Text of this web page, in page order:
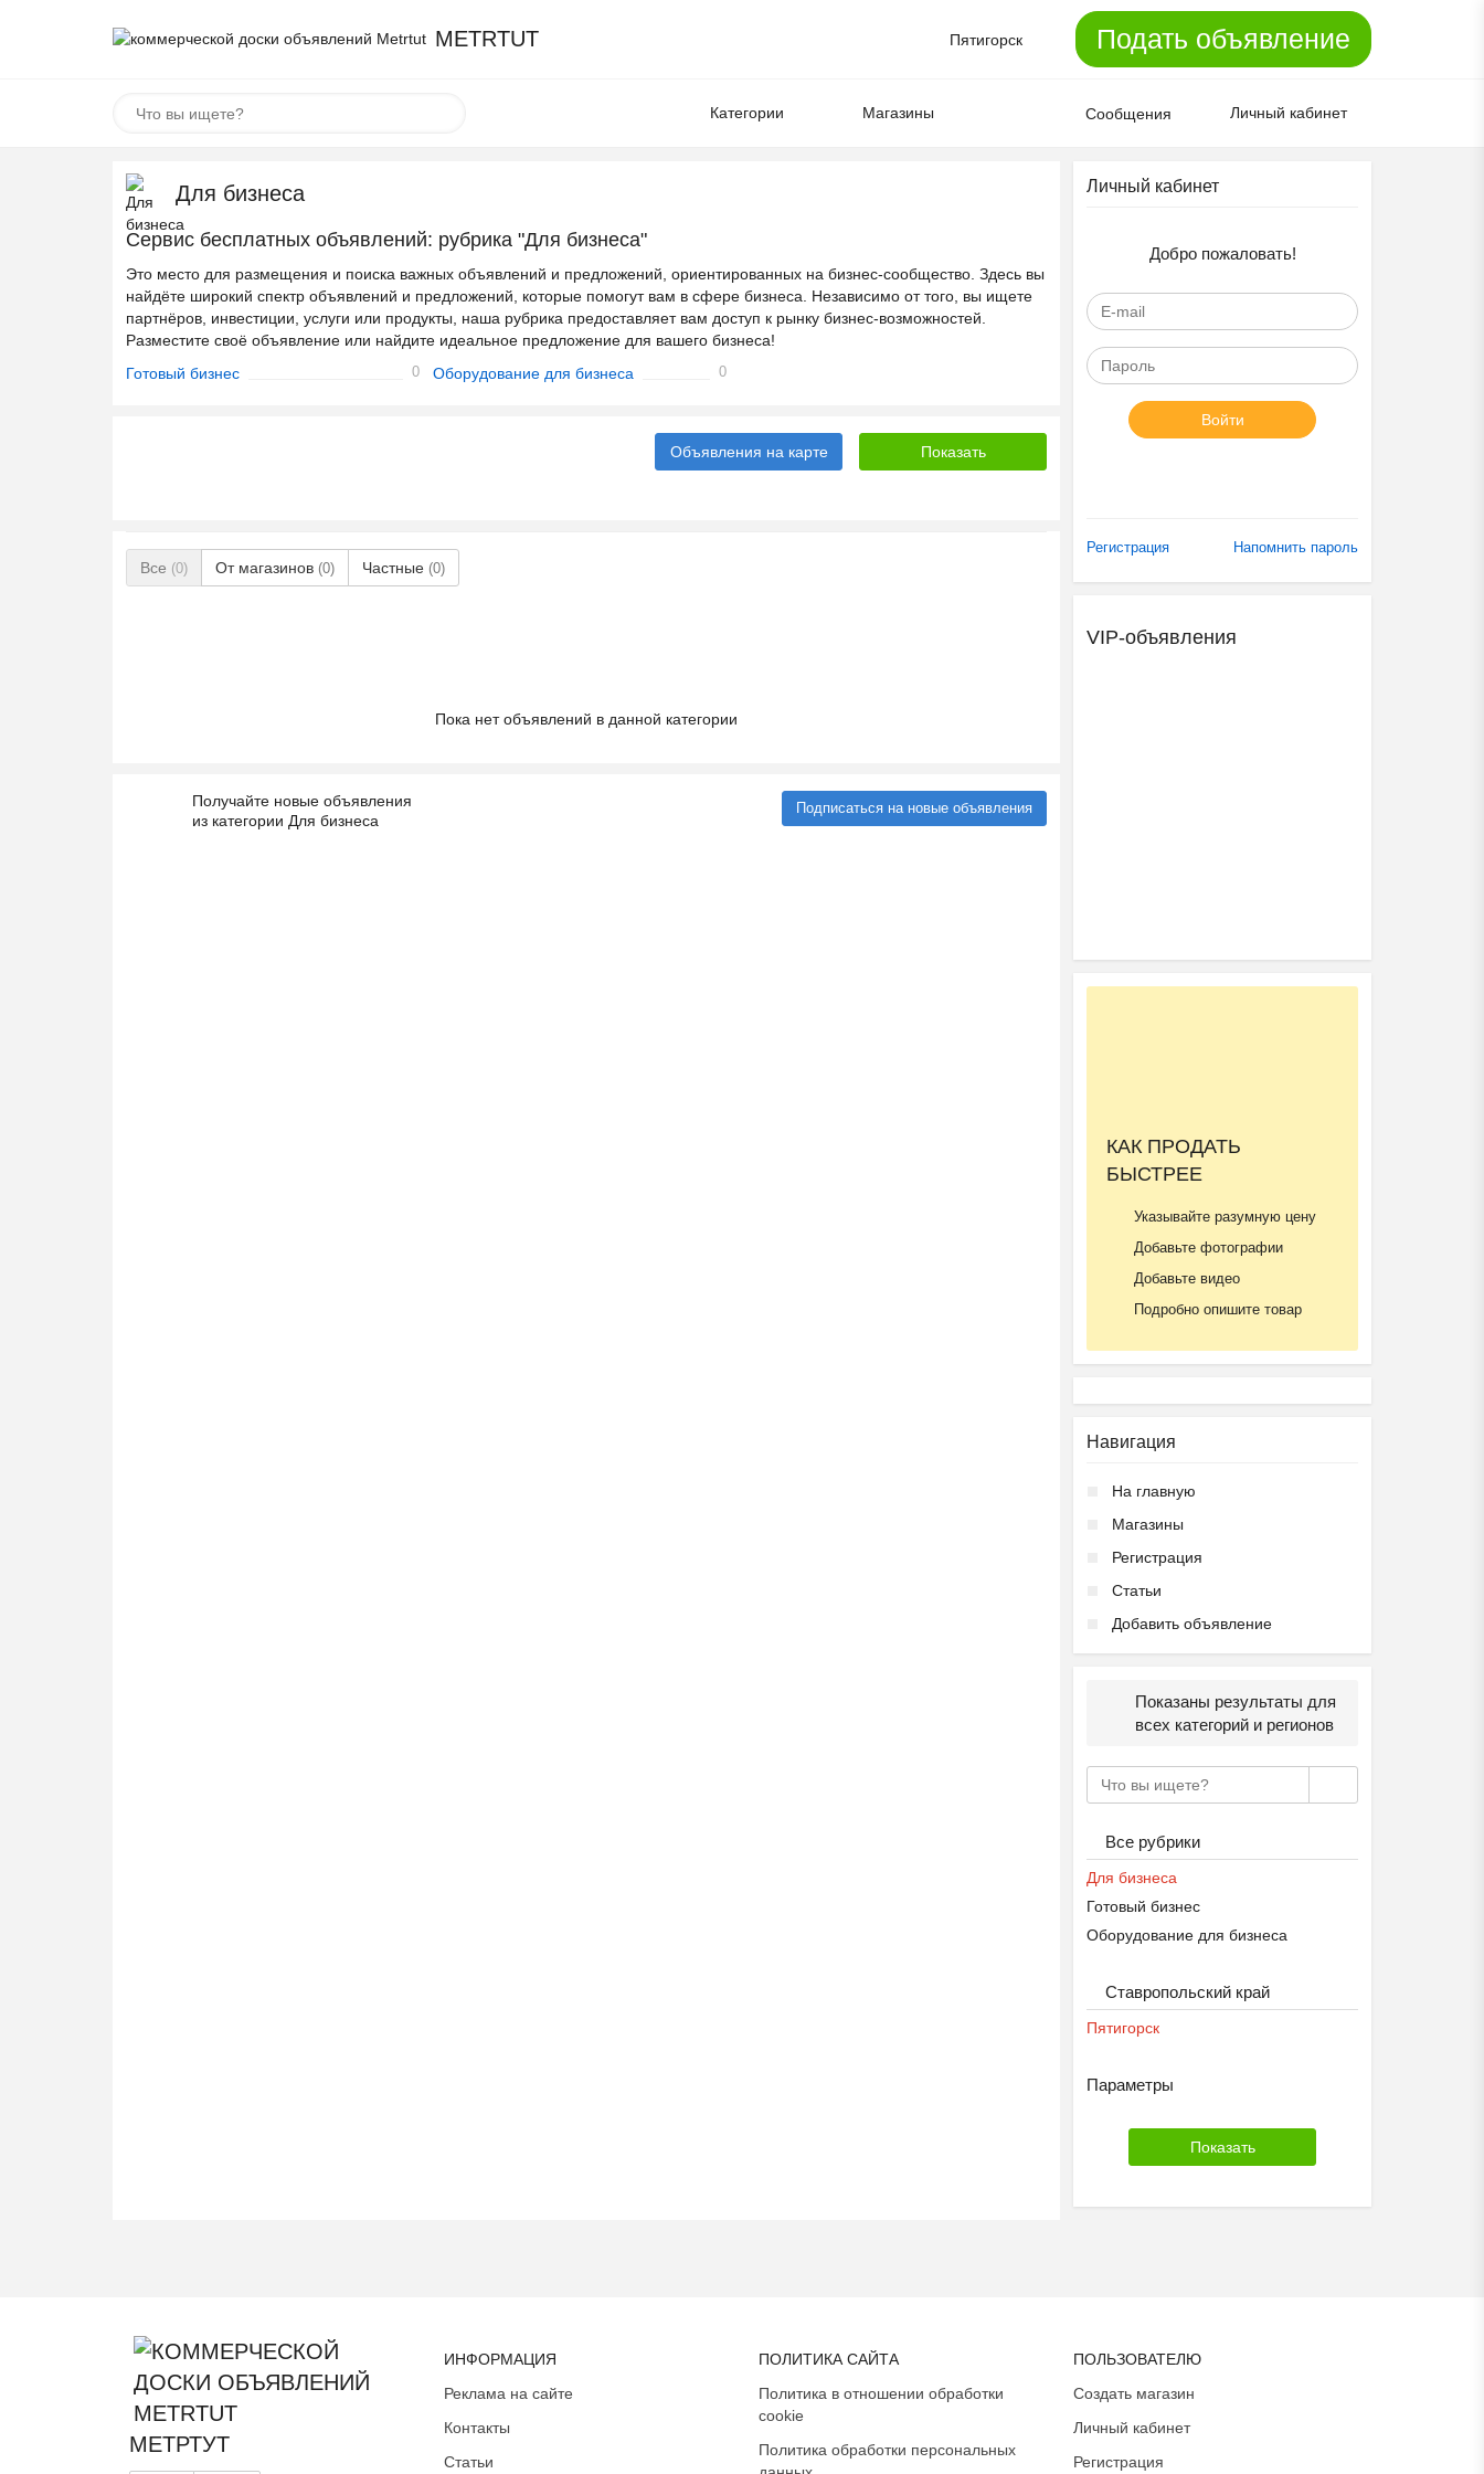
METRTUT Пятигорск Подать объявление
Категории Магазины Сообщения Личный кабинет
Для бизнеса
Сервис бесплатных объявлений: рубрика "Для бизнеса"
Это место для размещения и поиска важных объявлений и предложений, ориентированных на бизнес-сообщество. Здесь вы
найдёте широкий спектр объявлений и предложений, которые помогут вам в сфере бизнеса. Независимо от того, вы ищете
партнёров, инвестиции, услуги или продукты, наша рубрика предоставляет вам доступ к рынку бизнес-возможностей.
Разместите своё объявление или найдите идеальное предложение для вашего бизнеса!
Готовый бизнес
0 Оборудование для бизнеса 0
Объявления на карте
Все (0) От магазинов (0) Частные (0)
Пока нет объявлений в данной категории
Получайте новые объявления
из категории Для бизнеса
Подписаться на новые объявления
Личный кабинет
Добро пожаловать!
Войти
Регистрация Напомнить пароль
VIP-объявления
КАК ПРОДАТЬ
БЫСТРЕЕ
Указывайте разумную цену
Добавьте фотографии
Добавьте видео
Подробно опишите товар
Навигация
На главную
Магазины
Регистрация
Статьи
Добавить объявление
Показаны результаты для
всех категорий и регионов
Все рубрики
Для бизнеса
Готовый бизнес
Оборудование для бизнеса
Ставропольский край
Пятигорск
Параметры
МЕТРТУТ
ИНФОРМАЦИЯ
Реклама на сайте
Контакты
Статьи
ПОЛИТИКА САЙТА
Политика в отношении обработки
cookie
Политика обработки персональных
ПОЛЬЗОВАТЕЛЮ
Создать магазин
Личный кабинет
Регистрация